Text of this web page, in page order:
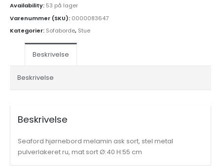
Availability: 53 på lager
Varenummer (SKU): 0000083647
Kategorier: Sofaborde, Stue
Beskrivelse
Beskrivelse
Beskrivelse
Seaford hjørnebord melamin ask sort, stel metal
pulverlakeret ru, mat sort Ø:40 H:55 cm